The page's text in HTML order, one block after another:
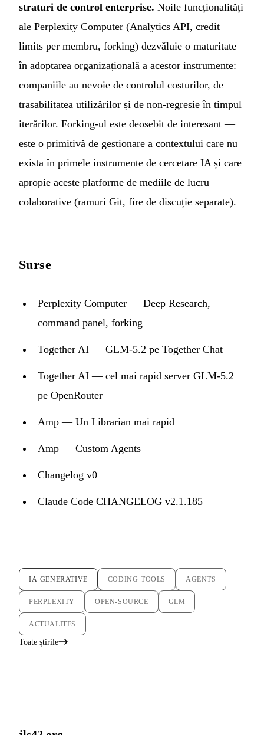
straturi de control enterprise. Noile funcționalități
ale Perplexity Computer (Analytics API, credit
limits per membru, forking) dezvăluie o maturitate
în adoptarea organizațională a acestor instrumente:
companiile au nevoie de controlul costurilor, de
trasabilitatea utilizărilor și de non-regresie în timpul
iterărilor. Forking-ul este deosebit de interesant —
este o primitivă de gestionare a contextului care nu
exista în primele instrumente de cercetare IA și care
apropie aceste platforme de mediile de lucru
colaborative (ramuri Git, fire de discuție separate).
Surse
Perplexity Computer — Deep Research,
command panel, forking
Together AI — GLM-5.2 pe Together Chat
Together AI — cel mai rapid server GLM-5.2
pe OpenRouter
Amp — Un Librarian mai rapid
Amp — Custom Agents
Changelog v0
Claude Code CHANGELOG v2.1.185
IA-GENERATIVE CODING-TOOLS AGENTS
PERPLEXITY OPEN-SOURCE GLM
ACTUALITES
Toate știrile